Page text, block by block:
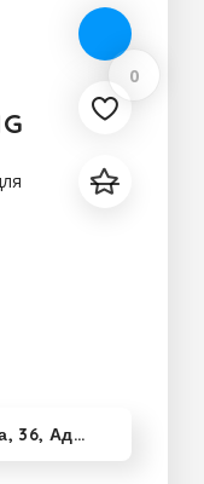
0
край, Россия